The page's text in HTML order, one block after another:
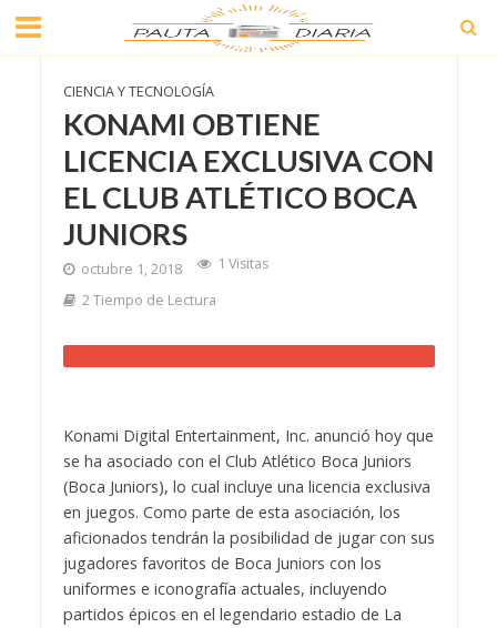
CIENCIA Y TECNOLOGÍA
KONAMI OBTIENE
LICENCIA EXCLUSIVA CON
EL CLUB ATLÉTICO BOCA
JUNIORS
octubre 1, 2018
1 Visitas
2 Tiempo de Lectura
Konami Digital Entertainment, Inc. anunció hoy que
se ha asociado con el Club Atlético Boca Juniors
(Boca Juniors), lo cual incluye una licencia exclusiva
en juegos. Como parte de esta asociación, los
aficionados tendrán la posibilidad de jugar con sus
jugadores favoritos de Boca Juniors con los
uniformes e iconografía actuales, incluyendo
partidos épicos en el legendario estadio de La